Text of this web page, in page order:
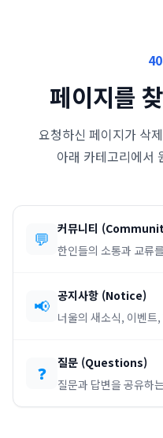
페이지를
요청하신 페이지가 삭
아래 카테고리에서
💬 커뮤니티 (
한인들의 소통과 교류
📢 공지사항 (Notice)
너울의 새소식, 이벤트
❓ 질문 (Questions)
질문과 답변을 공유하